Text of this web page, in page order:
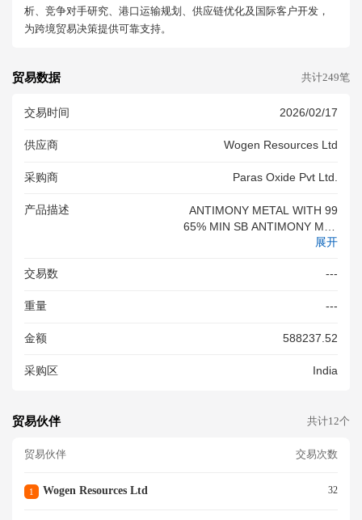
析、竞争对手研究、港口运输规划、供应链优化及国际客户开发，
为跨境贸易决策提供可靠支持。
贸易数据 共计249笔
交易时间 2026/02/17
供应商 Wogen Resources Ltd
采购商 Paras Oxide Pvt Ltd.
产品描述
ANTIMONY METAL WITH 99
65% MIN SB ANTIMONY MET
AL WITH 99 65% MIN SB
展开
交易数 ---
重量 ---
金额 588237.52
采购区 India
贸易伙伴 共计12个
贸易伙伴 交易次数
1 Wogen Resources Ltd 32